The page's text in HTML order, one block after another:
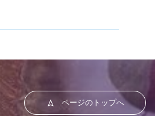
ページのトップへ